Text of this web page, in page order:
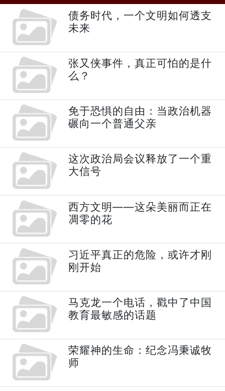
债务时代，一个文明如何透支
未来
张又侠事件，真正可怕的是什
么？
免于恐惧的自由：当政治机器
碾向一个普通父亲
这次政治局会议释放了一个重
大信号
西方文明——这朵美丽而正在
凋零的花
习近平真正的危险，或许才刚
刚开始
马克龙一个电话，戳中了中国
教育最敏感的话题
荣耀神的生命：纪念冯秉诚牧
师